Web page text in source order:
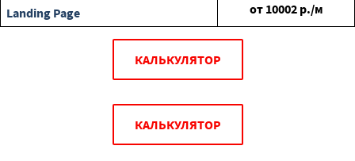
Landing Page
от 10002 р./м
КАЛЬКУЛЯТОР
КАЛЬКУЛЯТОР